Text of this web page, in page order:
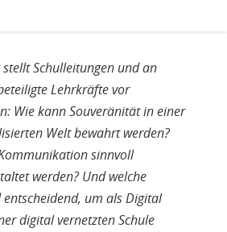
Schulleitungen und an
Lehrkräfte vor
Wie kann Souveränität in einer
Welt bewahrt werden?
sinnvoll
werden? Und welche
um als Digital
digital vernetzten Schule